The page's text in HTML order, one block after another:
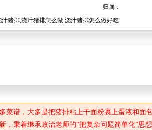
归属：
猪排,浇汁猪排怎么做,浇汁猪排怎么做好吃
菜谱，大多是把猪排粘上干面粉裹上蛋液和面
，秉着继承政治老师的“把复杂问题简单化”思